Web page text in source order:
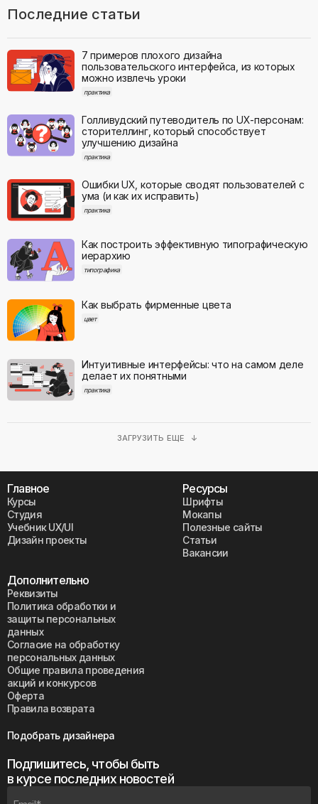
Последние статьи
7 примеров плохого дизайна
пользовательского интерфейса, из которых
можно извлечь уроки
практика
Голливудский путеводитель по UX-персонам:
сторителлинг, который способствует
улучшению дизайна
практика
Ошибки UX, которые сводят пользователей с
ума (и как их исправить)
практика
Как построить эффективную типографическую
иерархию
типографика
Как выбрать фирменные цвета
цвет
Интуитивные интерфейсы: что на самом деле
делает их понятными
практика
ЗАГРУЗИТЬ ЕЩЕ ↓
Главное
Курсы
Студия
Учебник UX/UI
Дизайн проекты
Ресурсы
Шрифты
Мокапы
Полезные сайты
Статьи
Вакансии
Дополнительно
Реквизиты
Политика обработки и
защиты персональных
данных
Согласие на обработку
персональных данных
Общие правила проведения
акций и конкурсов
Оферта
Правила возврата
Подпишитесь, чтобы быть
в курсе последних новостей
Подобрать дизайнера